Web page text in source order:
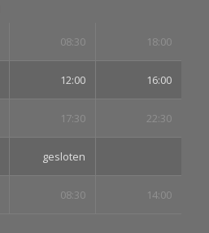
08:30 18:00
12:00 16:00
17:30 22:30
gesloten
08:30 14:00